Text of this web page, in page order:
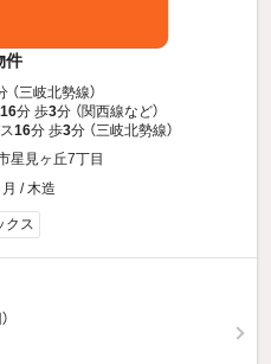
件
（三岐北勢線）
16分 歩3分 （関西線など）
16分 歩3分 （三岐北勢線）
星見ヶ丘7丁目
/ 木造
クス